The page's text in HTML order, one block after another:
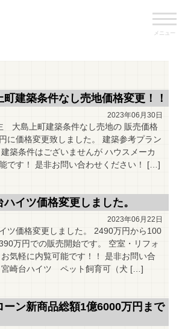
メニュー
建築条件なし売地価格変更！！
2023年06月30日
大島上町建築条件なし売地の 販売価格
に価格変更致しました。 建築参考プラン
築条件はございませんが ハウスメーカ
です！ 是非お問い合わせください！ […]
イツ価格変更しました。
2023年06月22日
ツ価格変更しました。 2490万円から100
万円での販売開始です。 空室・リフォ
気軽に内覧可能です！！ 是非お問い合
宮崎台ハイツ ペット飼育可（犬 […]
ーン新商品総額1億6000万円まで